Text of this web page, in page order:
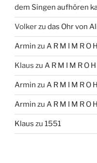
dem Singen aufhören
Volkerzu das Ohr von
Armin zu A R M I M R O
Klaus zu A R M I M R O H
Armin zu A R M I M R O
Armin zu A R M I M R O
Klaus zu 1551